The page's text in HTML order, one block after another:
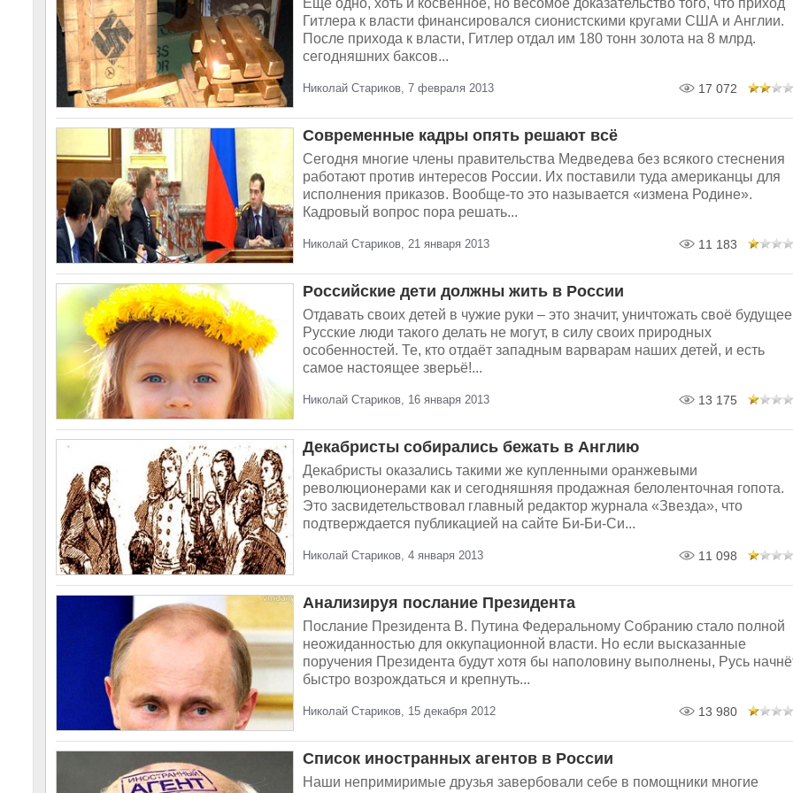
Ещё одно, хоть и косвенное, но весомое доказательство того, что приход
Гитлера к власти финансировался сионистскими кругами США и Англии.
После прихода к власти, Гитлер отдал им 180 тонн золота на 8 млрд.
сегодняшних баксов...
Николай Стариков, 7 февраля 2013 17 072
Современные кадры опять решают всё
Сегодня многие члены правительства Медведева без всякого стеснения
работают против интересов России. Их поставили туда американцы для
исполнения приказов. Вообще-то это называется «измена Родине».
Кадровый вопрос пора решать...
Николай Стариков, 21 января 2013 11 183
Российские дети должны жить в России
Отдавать своих детей в чужие руки – это значит, уничтожать своё
Русские люди такого делать не могут, в силу своих природных
особенностей. Те, кто отдаёт западным варварам наших детей, и есть
самое настоящее зверьё!...
Николай Стариков, 16 января 2013 13 175
Декабристы собирались бежать в Англию
Декабристы оказались такими же купленными оранжевыми
революционерами как и сегодняшняя продажная белоленточная гопота.
Это засвидетельствовал главный редактор журнала «Звезда», что
подтверждается публикацией на сайте Би-Би-Си...
Николай Стариков, 4 января 2013 11 098
Анализируя послание Президента
Послание Президента В. Путина Федеральному Собранию стало полной
неожиданностью для оккупационной власти. Но если высказанные
поручения Президента будут хотя бы наполовину выполнены, Русь
быстро возрождаться и крепнуть...
Николай Стариков, 15 декабря 2012 13 980
Список иностранных агентов в России
Наши непримиримые друзья завербовали себе в помощники многие